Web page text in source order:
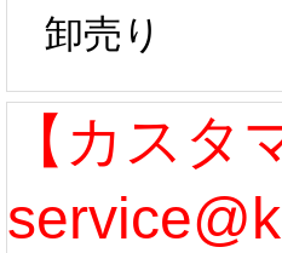
作、発送予
なります。
[more]
卸売り
【カスタ